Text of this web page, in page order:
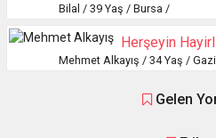
Bilal / 39 Yaş / Bursa /
Herşeyin
Mehmet Alkayış / 34 Yaş /
Gelen